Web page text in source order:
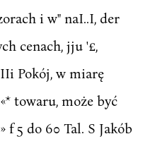
i w" naI..I, der
cenach, jju '£,
Pokój, w miarę
towaru, może być
f 5 do 60 Tal. S Jakób